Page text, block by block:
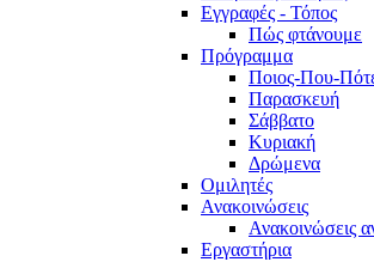
Εγγραφές - Τόπος
Πώς φτάνουμε
Πρόγραμμα
Ποιος-Που-
Παρασκευή
Σάββατο
Κυριακή
Δρώμενα
Ομιλητές
Ανακοινώσεις
Ανακοινώσεις
Εργαστήρια